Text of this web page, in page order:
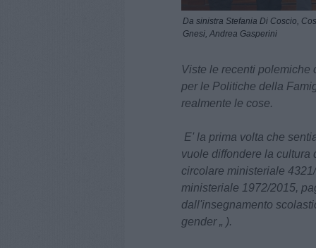
Da sinistra Stefania Di Coscio,
Gnesi, Andrea Gasperini
Viste le recenti polemiche
per le Politiche della
realmente le cose.
E' la prima volta che
vuole diffondere la cultura
circolare ministeriale
ministeriale 1972/2015,
dall'insegnamento
gender „ ).